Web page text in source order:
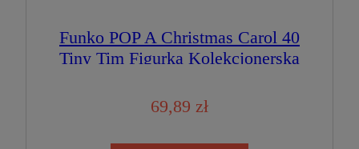
Funko POP A Christmas Carol 40
Tiny Tim Figurka Kolekcjonerska
69,89 zł